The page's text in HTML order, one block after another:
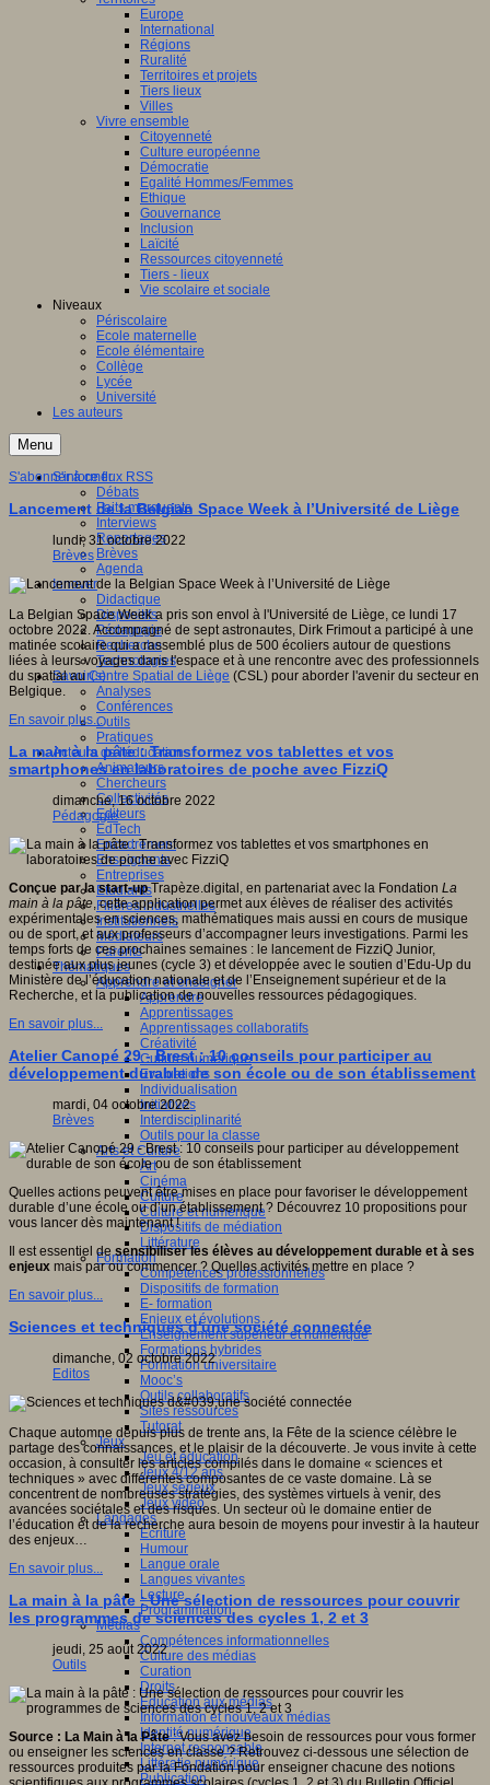
Europe
International
Régions
Ruralité
Territoires et projets
Tiers lieux
Villes
Vivre ensemble
Citoyenneté
Culture européenne
Démocratie
Egalité Hommes/Femmes
Ethique
Gouvernance
Inclusion
Laïcité
Ressources citoyenneté
Tiers - lieux
Vie scolaire et sociale
Niveaux
Périscolaire
Ecole maternelle
Ecole élémentaire
Collège
Lycée
Université
Les auteurs
Menu
S'informer
Débats
Faits marquants
Interviews
Reportages
Brèves
Agenda
Innover
Didactique
Dispositifs
Pédagogie
Recherche
Technologies
Savoir(s)
Analyses
Conférences
Outils
Pratiques
Acteurs de l'éducation
Animateurs
Chercheurs
Collectivités
Editeurs
EdTech
Encadrement
Enseignants
Entreprises
Etudiants
Filières industrielles
Institutionnels
Médiateurs
Parents
Thématiques
Apprendre et enseigner
Apprendre
Apprentissages
Apprentissages collaboratifs
Créativité
Culture numérique
Evaluations
Individualisation
Initiatives
Interdisciplinarité
Outils pour la classe
Arts et Culture
Art
Cinéma
Culture
Culture et numérique
Dispositifs de médiation
Littérature
Formation
Compétences professionnelles
Dispositifs de formation
E- formation
Enjeux et évolutions
Enseignement supérieur et numérique
Formations hybrides
Formation universitaire
Mooc’s
Outils collaboratifs
Sites ressources
Tutorat
Jeux
Jeu et éducation
Jeux 4/12 ans
Jeux sérieux
Jeux vidéo
Langages
Ecriture
Humour
Langue orale
Langues vivantes
Lecture
Programmation
Médias
Compétences informationnelles
Culture des médias
Curation
Droits
Education aux médias
Information et nouveaux médias
Identité numérique
Internet responsable
Littératie numérique
Publication
S'abonner à ce flux RSS
Lancement de la Belgian Space Week à l’Université de Liège
lundi, 31 octobre 2022
Brèves
La Belgian Space Week a pris son envol à l'Université de Liège, ce lundi 17
octobre 2022. Accompagné de sept astronautes, Dirk Frimout a participé à une
matinée scolaire qui a rassemblé plus de 500 écoliers autour de questions
liées à leurs voyages dans l'espace et à une rencontre avec des professionnels
du spatial auCentre Spatial de Liège (CSL) pour aborder l'avenir du secteur en
Belgique.
En savoir plus...
La main à la pâte : Transformez vos tablettes et vos
smartphones en laboratoires de poche avec FizziQ
dimanche, 16 octobre 2022
Pédagogie
Conçue par la start-upTrapèze.digital, en partenariat avec la Fondation La
main à la pâte, cette application permet aux élèves de réaliser des activités
expérimentales en sciences, mathématiques mais aussi en cours de musique
ou de sport, et aux professeurs d’accompagner leurs investigations. Parmi les
temps forts de ces prochaines semaines : le lancement de FizziQ Junior,
destinée aux plus jeunes (cycle 3) et développée avec le soutien d’Edu-Up du
Ministère de l’éducation nationale et de l’Enseignement supérieur et de la
Recherche, et la publication de nouvelles ressources pédagogiques.
En savoir plus...
Atelier Canopé 29 - Brest : 10 conseils pour participer au
développement durable de son école ou de son établissement
mardi, 04 octobre 2022
Brèves
Quelles actions peuvent être mises en place pour favoriser le développement
durable d’une école ou d’un établissement ? Découvrez 10 propositions pour
vous lancer dès maintenant !
Il est essentiel desensibiliser les élèves au développement durable et à ses
enjeux mais par où commencer ? Quelles activités mettre en place ?
En savoir plus...
Sciences et techniques d'une société connectée
dimanche, 02 octobre 2022
Editos
Chaque automne depuis plus de trente ans, la Fête de la science célèbre le
partage des connaissances, et le plaisir de la découverte. Je vous invite à cette
occasion, à consulter les articles compilés dans le domaine « sciences et
techniques » avec différentes composantes de ce vaste domaine. Là se
concentrent de nombreuses stratégies, des systèmes virtuels à venir, des
avancées sociétales et des risques. Un secteur où le domaine entier de
l’éducation et de la recherche aura besoin de moyens pour investir à la hauteur
des enjeux…
En savoir plus...
La main à la pâte : Une sélection de ressources pour couvrir
les programmes de sciences des cycles 1, 2 et 3
jeudi, 25 août 2022
Outils
Source : La Main à la Pâte: Vous avez besoin de ressources pour vous former
ou enseigner les sciences en classe ? Retrouvez ci-dessous une sélection de
ressources produites par la Fondation pour enseigner chacune des notions